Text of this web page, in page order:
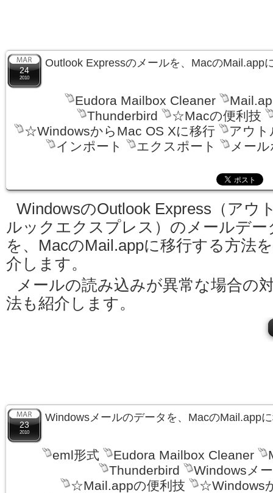
24
2010
Outlook Expressのメールを、MacのMail.app
Eudora Mailbox Cleaner
Thunderbird
☆Macの便利技
☆WindowsからMac OS Xに移行
アウ
インポート
エクスポート メー
WindowsのOutlook Express（アウ
ルックエクスプレス）のメールデー
を、MacのMail.appに移行する方法
介します。
メールの読み込みが異常な場合の
法も紹介します。
23
2010
Windowsメールのデータを、MacのMail.app
eml形式 Eudora Mailbox Cleaner
Thunderbird
Windowsメ
☆Mail.appの便利技
☆Windows